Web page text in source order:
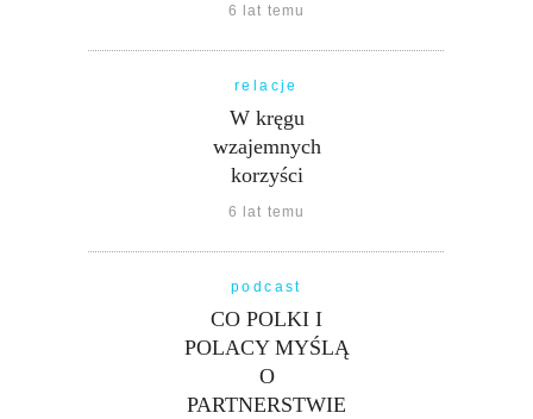
6 lat temu
relacje
W kręgu
wzajemnych
korzyści
6 lat temu
podcast
CO POLKI I
POLACY MYŚLĄ
O
PARTNERSTWIE